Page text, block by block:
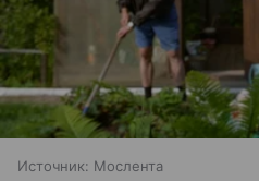
Источник: Мослента